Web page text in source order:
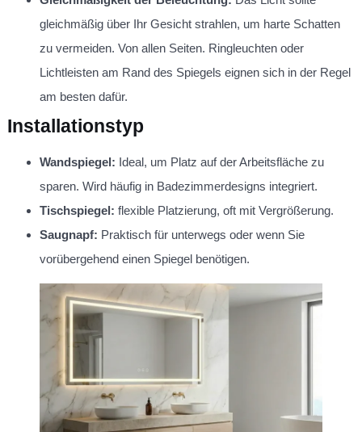
gleichmäßig über Ihr Gesicht strahlen, um harte Schatten
zu vermeiden. Von allen Seiten. Ringleuchten oder
Lichtleisten am Rand des Spiegels eignen sich in der Regel
am besten dafür.
Installationstyp
Wandspiegel: Ideal, um Platz auf der Arbeitsfläche zu
sparen. Wird häufig in Badezimmerdesigns integriert.
Tischspiegel: flexible Platzierung, oft mit Vergrößerung.
Saugnapf: Praktisch für unterwegs oder wenn Sie
vorübergehend einen Spiegel benötigen.